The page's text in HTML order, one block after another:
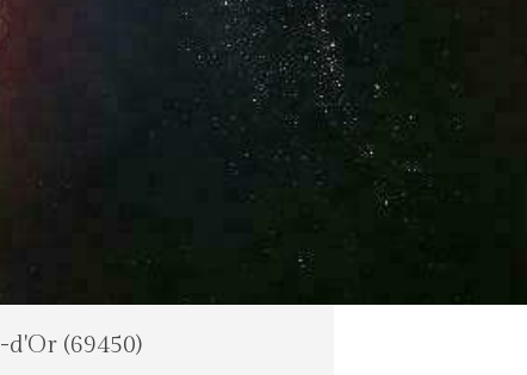
(69450)